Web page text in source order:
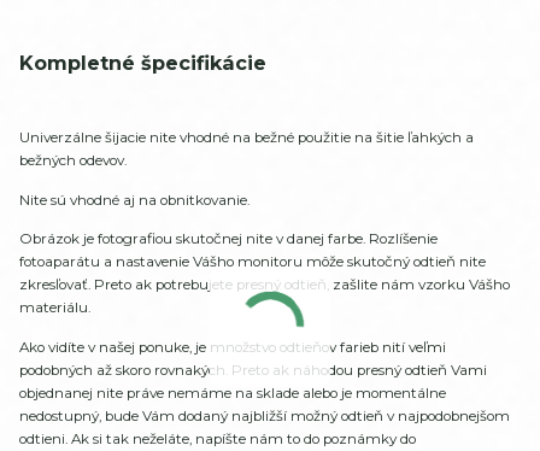
Kompletné špecifikácie
Univerzálne šijacie nite vhodné na bežné použitie na šitie ľahkých a
bežných odevov.
Nite sú vhodné aj na obnitkovanie.
Obrázok je fotografiou skutočnej nite v danej farbe. Rozlíšenie
fotoaparátu a nastavenie Vášho monitoru môže skutočný odtieň nite
zkresľovať. Preto ak potrebujete presný odtieň, zašlite nám vzorku Vášho
materiálu.
Ako vidíte v našej ponuke, je množstvo odtieňov farieb nití veľmi
podobných až skoro rovnakých. Preto ak náhodou presný odtieň Vami
objednanej nite práve nemáme na sklade alebo je momentálne
nedostupný, bude Vám dodaný najbližší možný odtieň v najpodobnejšom
odtieni. Ak si tak neželáte, napíšte nám to do poznámky do